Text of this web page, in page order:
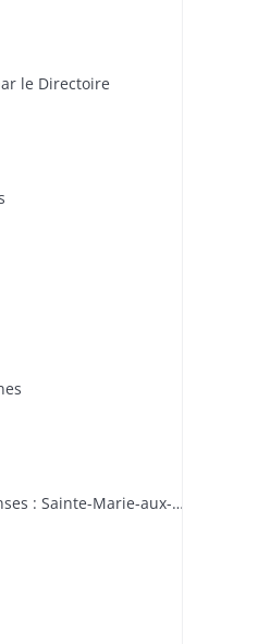
le Directoire
Livre-journal des recettes et dépenses : Sainte-Marie-aux-Mines, Echery, Aubure